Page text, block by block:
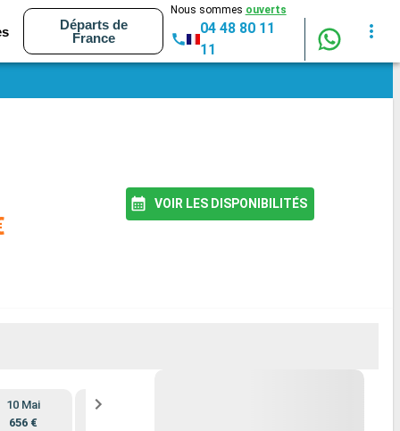
Départs de
France
Nous sommes ouverts
04 48 80 11
11
VOIR LES DISPONIBILITÉS
10 Mai
656 €